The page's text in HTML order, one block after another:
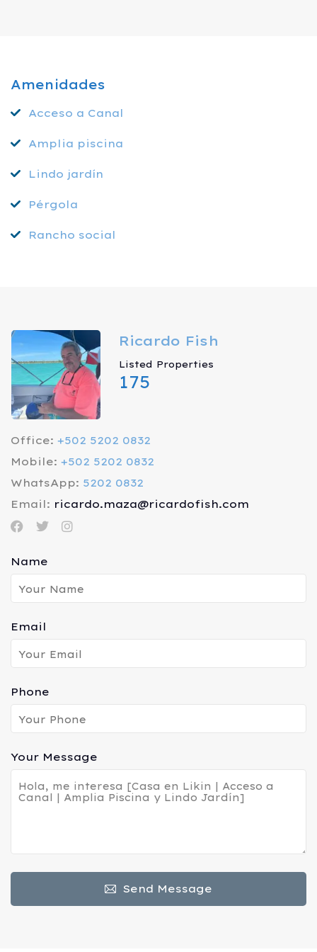
Amenidades
Acceso a Canal
Amplia piscina
Lindo jardín
Pérgola
Rancho social
Ricardo Fish
Listed Properties
175
Office: +502 5202 0832
Mobile: +502 5202 0832
WhatsApp: 5202 0832
Email: ricardo.maza@ricardofish.com
Name
Email
Phone
Your Message
Send Message